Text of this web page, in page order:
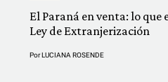
El Paraná en venta: lo que
Ley de Extranjerización
PorLUCIANA ROSENDE